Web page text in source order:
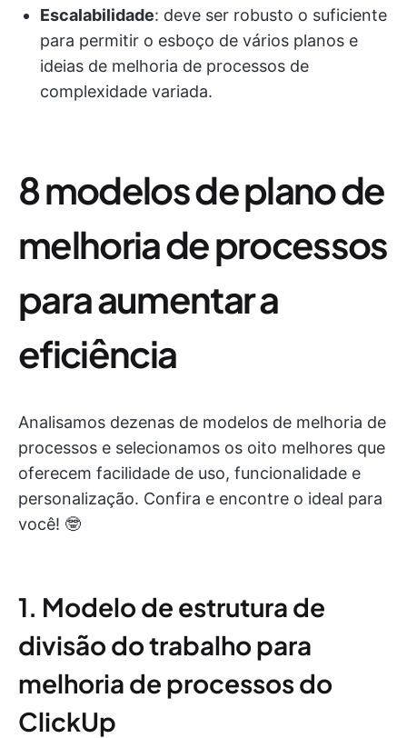
Escalabilidade: deve ser robusto o suficiente
para permitir o esboço de vários planos e
ideias de melhoria de processos de
complexidade variada.
8 modelos de plano de
melhoria de processos
para aumentar a
eficiência
Analisamos dezenas de modelos de melhoria de
processos e selecionamos os oito melhores que
oferecem facilidade de uso, funcionalidade e
personalização. Confira e encontre o ideal para
você! 🤓
1. Modelo de estrutura de
divisão do trabalho para
melhoria de processos do
ClickUp